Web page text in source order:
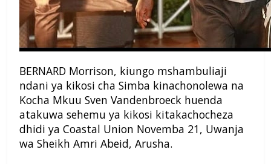
BERNARD Morrison, kiungo mshambuliaji
ndani ya kikosi cha Simba kinachonolewa na
Kocha Mkuu Sven Vandenbroeck huenda
atakuwa sehemu ya kikosi kitakachocheza
dhidi ya Coastal Union Novemba 21, Uwanja
wa Sheikh Amri Abeid, Arusha.